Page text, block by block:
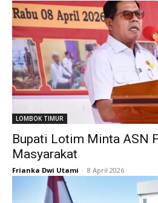
LOMBOK TIMUR
Bupati Lotim Minta ASN
Masyarakat
Frianka Dwi Utami - 8 April 2026